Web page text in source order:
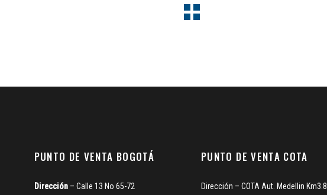
PUNTO DE VENTA BOGOTÁ
Dirección– Calle 13 No 65-72
PUNTO DE VENTA COTA
Dirección – COTA Aut. Medellin Km3.8